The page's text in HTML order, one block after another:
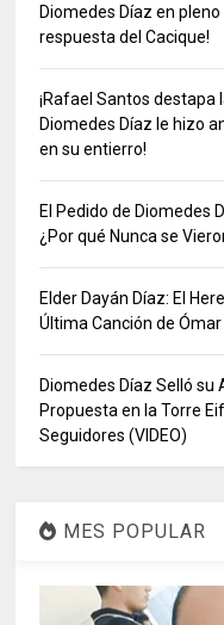
Diomedes Díaz en
respuesta del Cacique!
¡Rafael Santos
Diomedes Díaz le hizo
en su entierro!
El Pedido de Diomedes
¿Por qué Nunca se
Elder Dayán Díaz: El
Última Canción de Ómar
Diomedes Díaz Selló su
Propuesta en la Torre
Seguidores (VIDEO)
MES POPULAR